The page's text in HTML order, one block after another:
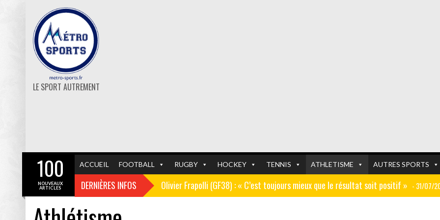
LE SPORT AUTREMENT
ACCUEIL FOOTBALL RUGBY HOCKEY TENNIS ATHLETISME AUTRES SPORTS
DERNIÈRES INFOS Olivier Frapolli (GF38) : « C’est toujours mieux que le résultat soit positif » - 31/07/
100
NOUVEAUX
ARTICLES
GF38